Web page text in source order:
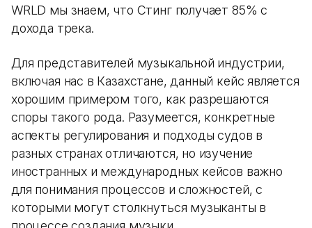
WRLD мы знаем, что Стинг получает 85% с
дохода трека.
Для представителей музыкальной индустрии,
включая нас в Казахстане, данный кейс является
хорошим примером того, как разрешаются
споры такого рода. Разумеется, конкретные
аспекты регулирования и подходы судов в
разных странах отличаются, но изучение
иностранных и международных кейсов важно
для понимания процессов и сложностей, с
которыми могут столкнуться музыканты в